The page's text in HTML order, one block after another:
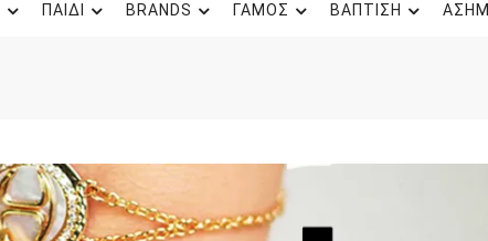
ΠΑΙΔΙ BRANDS ΓΑΜΟΣ ΒΑΠΤΙΣΗ ΑΣΗΜΙ